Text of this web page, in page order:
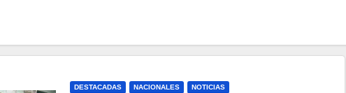
DESTACADAS NACIONALES NOTICIAS